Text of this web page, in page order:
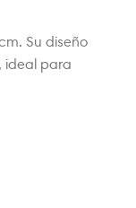
Su diseño
ideal para